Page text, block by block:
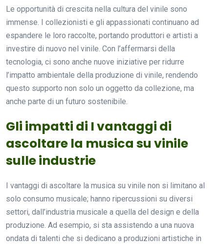
Le opportunità di crescita nella cultura del vinile sono
immense. I collezionisti e gli appassionati continuano ad
espandere le loro raccolte, portando produttori e artisti a
investire di nuovo nel vinile. Con l’affermarsi della
tecnologia, ci sono anche nuove iniziative per ridurre
l’impatto ambientale della produzione di vinile, rendendo
questo supporto non solo un oggetto da collezione, ma
anche parte di un futuro sostenibile.
Gli impatti di I vantaggi di
ascoltare la musica su vinile
sulle industrie
I vantaggi di ascoltare la musica su vinile non si limitano al
solo consumo musicale; hanno ripercussioni su diversi
settori, dall’industria musicale a quella del design e della
produzione. Ad esempio, si sta assistendo a una nuova
ondata di talenti che si dedicano a produzioni artistiche in